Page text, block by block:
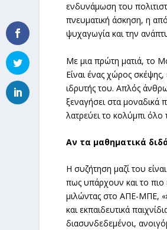
ενδυνάμωση του
πνευματική άσκηση, η
ψυχαγωγία και την
Με μια πρώτη ματιά, το
Είναι ένας χώρος
ιδρυτής του. Απλός
ξεναγήσει στα μοναδικά
λατρεύει το κολύμπι όλο
Αν τα μαθηματικά
Η συζήτηση μαζί του
πως υπάρχουν και το πιο
μιλώντας στο ΑΠΕ-ΜΠΕ,
και εκπαιδευτικά
διασυνδεδεμένοι,